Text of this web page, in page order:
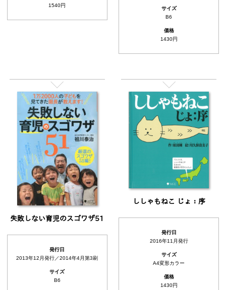
1540円
サイズ
B6
価格
1430円
失敗しない育児のスゴワザ51
発行日
2013年12月発行／2014年4月第3刷
サイズ
B6
ししゃもねこ じょ：序
発行日
2016年11月発行
サイズ
A4変形カラー
価格
1430円